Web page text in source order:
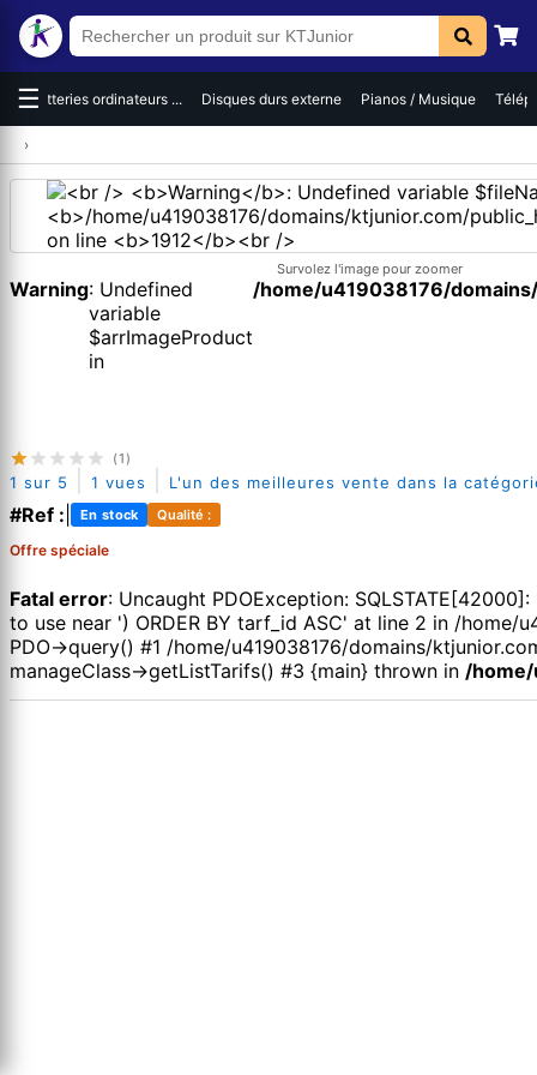
☰Batteries ordinateurs ... Disques durs externe Pianos / Musique
›
Warning: Undefined
variable
$arrImageProduct
in
/home/u419038176/
Survolez l'image pour zoomer
(1)
1 sur 5 1 vues L'un des meilleures vente dans la
#Ref : En stock Qualité :
Offre spéciale
Fatal error: Uncaught PDOException:
to use near ') ORDER BY tarf_id ASC' at line 2 in /
PDO->query() #1 /home/u419038176/domains/
manageClass->getListTarifs() #3 {main} thrown in /